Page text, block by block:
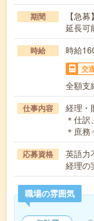
期間
【急
延長可
時給 時給
交
全額支
仕事内容
経理・
＊仕
＊庶
応募資格
英語力
経理の
職場の雰囲気